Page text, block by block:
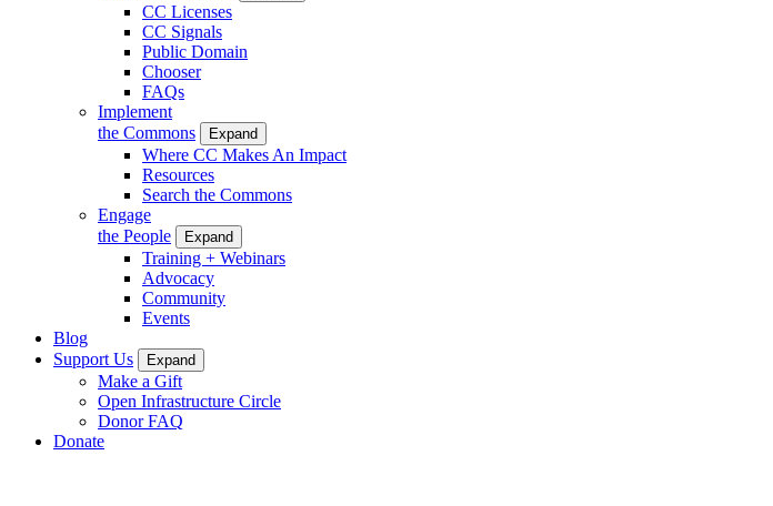
CC Licenses
CC Signals
Public Domain
Chooser
FAQs
Implement
the Commons
Expand
Where CC Makes An Impact
Resources
Search the Commons
Engage
the People
Expand
Training + Webinars
Advocacy
Community
Events
Blog
Support Us
Expand
Make a Gift
Open Infrastructure Circle
Donor FAQ
Donate